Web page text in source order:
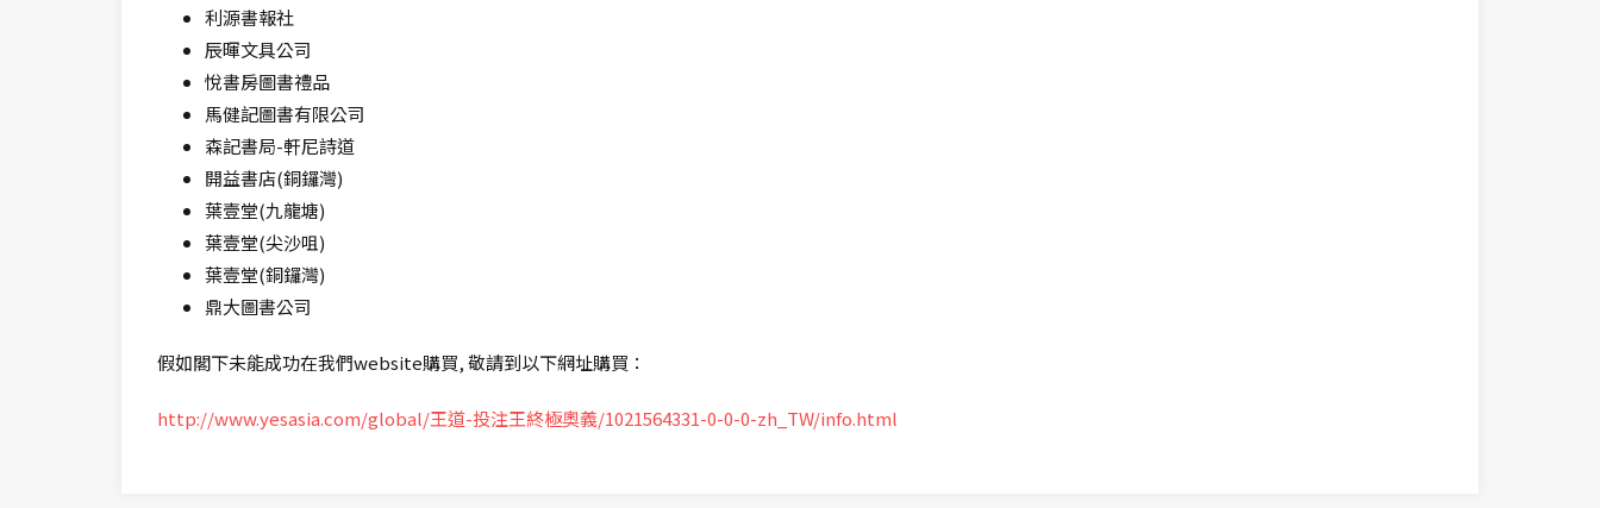
利源書報社
辰暉文具公司
悅書房圖書禮品
馬健記圖書有限公司
森記書局-軒尼詩道
開益書店(銅鑼灣)
葉壹堂(九龍塘)
葉壹堂(尖沙咀)
葉壹堂(銅鑼灣)
鼎大圖書公司
假如閣下未能成功在我們website購買, 敬請到以下網址購買：
http://www.yesasia.com/global/王道-投注王終極奧義/1021564331-0-0-0-zh_TW/info.html